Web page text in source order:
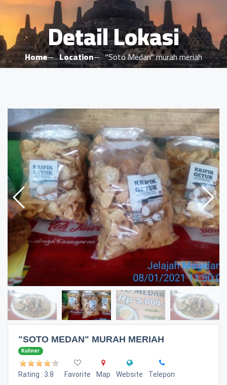
Detail Lokasi
Home Location "Soto Medan" murah meriah
"SOTO MEDAN" MURAH MERIAH
Kuliner
Rating : 3.8 Favorite Map Website Telepon